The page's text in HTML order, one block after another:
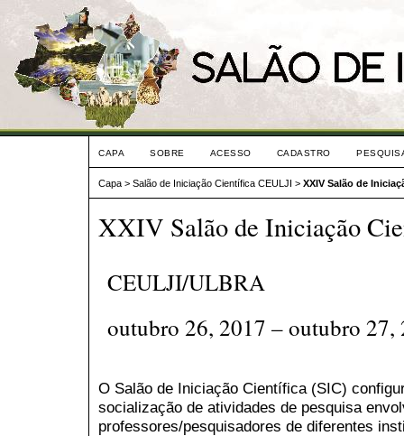
CAPA SOBRE ACESSO CADASTRO
Capa > Salão de Iniciação Científica CEULJI > XXIV Salão de
XXIV Salão de Iniciação
CEULJI/ULBRA
outubro 26, 2017 – outubro 27,
O Salão de Iniciação Científica (SIC)
socialização de atividades de pesquisa
professores/pesquisadores de diferentes